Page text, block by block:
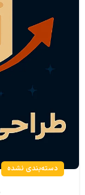
دسته‌بندی نشده